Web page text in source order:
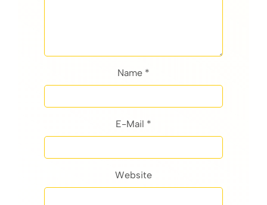
Name *
E-Mail *
Website